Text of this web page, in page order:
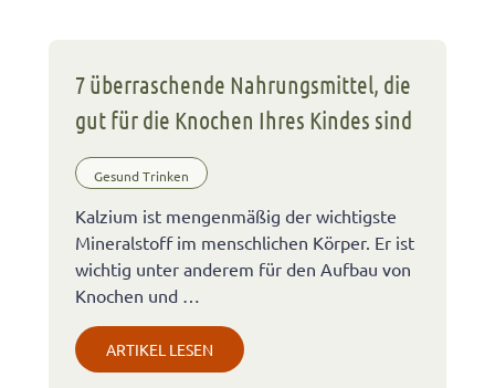
7 überraschende Nahrungsmittel, die
gut für die Knochen Ihres Kindes sind
Gesund Trinken
Kalzium ist mengenmäßig der wichtigste
Mineralstoff im menschlichen Körper. Er ist
wichtig unter anderem für den Aufbau von
Knochen und …
ARTIKEL LESEN